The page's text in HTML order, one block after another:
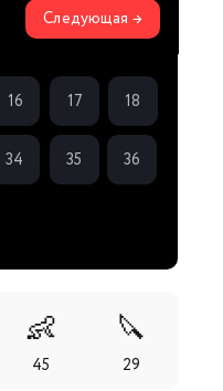
Следующая →
16 17 18
34 35 36
👶
45
🔪
29